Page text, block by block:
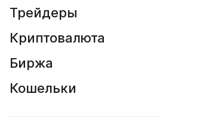
Трейдеры
Криптовалюта
Биржа
Кошельки